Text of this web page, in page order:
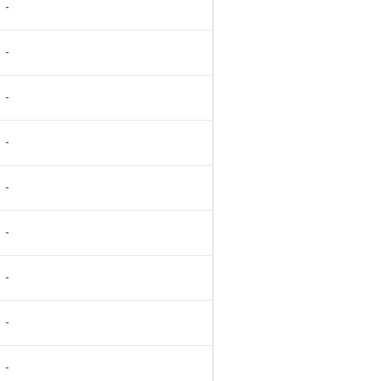
-
-
-
-
-
-
-
-
-